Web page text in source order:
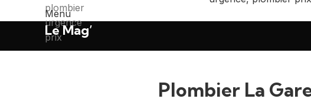
Menu
Le Mag’
Plombier La